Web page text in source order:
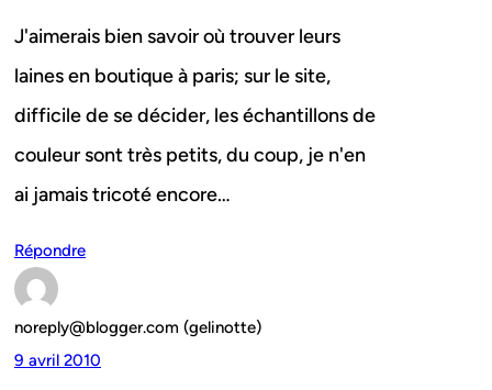
J'aimerais bien savoir où trouver leurs
laines en boutique à paris; sur le site,
difficile de se décider, les échantillons de
couleur sont très petits, du coup, je n'en
ai jamais tricoté encore…
Répondre
noreply@blogger.com (gelinotte)
9 avril 2010